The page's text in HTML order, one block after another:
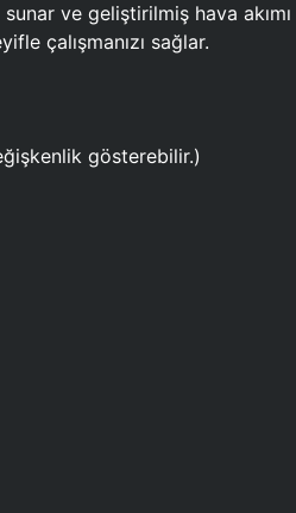
ve geliştirilmiş hava akımı
çalışmanızı sağlar.
gösterebilir.)